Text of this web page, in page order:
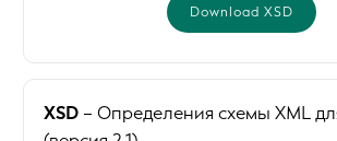
Download XSD
XSD – Определения схемы XML